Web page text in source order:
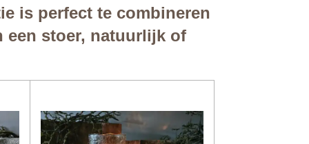
is perfect te combineren
een stoer, natuurlijk of